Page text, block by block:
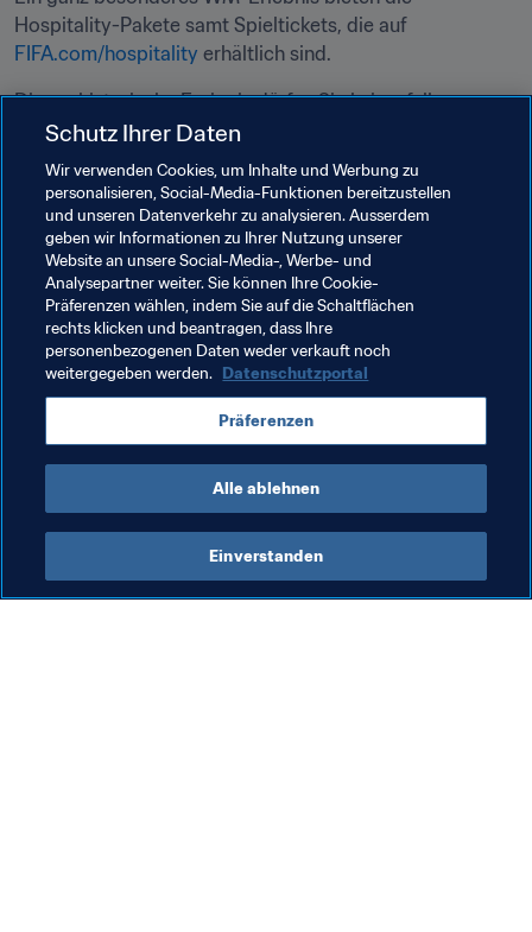
Hospitality-Pakete samt Spieltickets, die auf
FIFA.com/hospitality erhältlich sind.
Dieses historische Ereignis dürfen Sie keinesfalls
verpassen. Feiern Sie mit uns den Höhepunkt des
Frauenfussballs.
Verwandte Themen
Kommerziell Organisation
FIFA Frauen-Weltmeisterschaft Australien &
Neuseeland 2023™
Australia AFC New Zealand OFC
Schutz Ihrer Daten
Wir verwenden Cookies, um Inhalte und Werbung zu
personalisieren, Social-Media-Funktionen bereitzustellen
und unseren Datenverkehr zu analysieren. Ausserdem
geben wir Informationen zu Ihrer Nutzung unserer
Website an unsere Social-Media-, Werbe- und
Analysepartner weiter. Sie können Ihre Cookie-
Präferenzen wählen, indem Sie auf die Schaltflächen
rechts klicken und beantragen, dass Ihre
personenbezogenen Daten weder verkauft noch
weitergegeben werden. Datenschutzportal
Präferenzen
Alle ablehnen
Einverstanden